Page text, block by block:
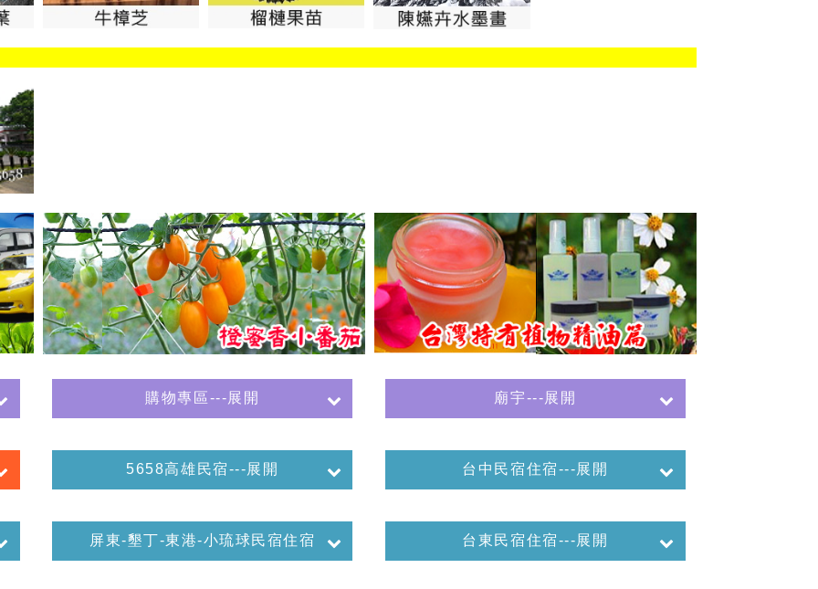
購物專區---展開 廟宇---展開
5658高雄民宿---展開 台中民宿住宿---展開
屏東-墾丁-東港-小琉球民宿住宿 台東民宿住宿---展開